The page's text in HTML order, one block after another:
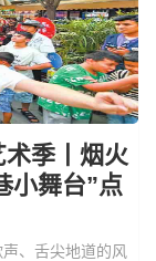
术季丨烟火
小舞台”点
、舌尖地道的风